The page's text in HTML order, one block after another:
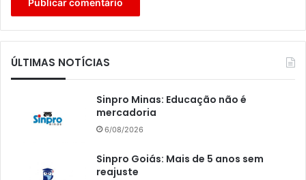
ÚLTIMAS NOTÍCIAS
Sinpro Minas: Educação não é
mercadoria
6/08/2026
Sinpro Goiás: Mais de 5 anos sem
reajuste